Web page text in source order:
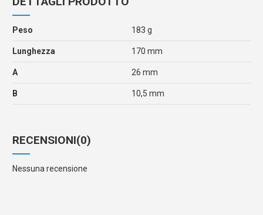
Peso 183 g
Lunghezza 170 mm
A 26 mm
B 10,5 mm
RECENSIONI(0)
Nessuna recensione